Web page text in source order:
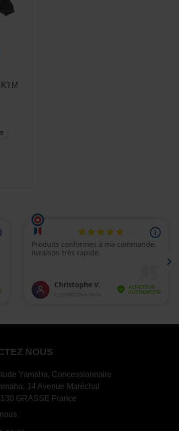
NOUS
Yamaha, Concessionnaire
14 Avenue Maréchal
GRASSE France